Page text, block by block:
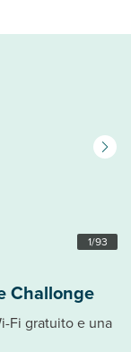
1/93
Challonge
Fi gratuito e una